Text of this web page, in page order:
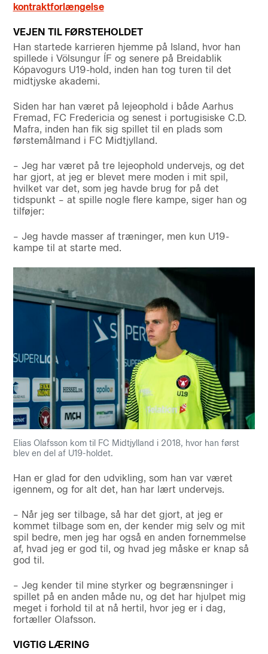
kontraktforlængelse
VEJEN TIL FØRSTEHOLDET
Han startede karrieren hjemme på Island, hvor han
spillede i Völsungur ÍF og senere på Breidablik
Kópavogurs U19-hold, inden han tog turen til det
midtjyske akademi.
Siden har han været på lejeophold i både Aarhus
Fremad, FC Fredericia og senest i portugisiske C.D.
Mafra, inden han fik sig spillet til en plads som
førstemålmand i FC Midtjylland.
– Jeg har været på tre lejeophold undervejs, og det
har gjort, at jeg er blevet mere moden i mit spil,
hvilket var det, som jeg havde brug for på det
tidspunkt – at spille nogle flere kampe, siger han og
tilføjer:
– Jeg havde masser af træninger, men kun U19-
kampe til at starte med.
Elias Olafsson kom til FC Midtjylland i 2018, hvor han først
blev en del af U19-holdet.
Han er glad for den udvikling, som han var været
igennem, og for alt det, han har lært undervejs.
– Når jeg ser tilbage, så har det gjort, at jeg er
kommet tilbage som en, der kender mig selv og mit
spil bedre, men jeg har også en anden fornemmelse
af, hvad jeg er god til, og hvad jeg måske er knap så
god til.
– Jeg kender til mine styrker og begrænsninger i
spillet på en anden måde nu, og det har hjulpet mig
meget i forhold til at nå hertil, hvor jeg er i dag,
fortæller Olafsson.
VIGTIG LÆRING